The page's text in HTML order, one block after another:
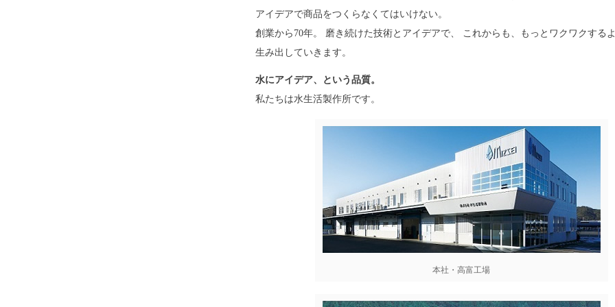
アイデアで商品をつくらなくてはいけない。
創業から70年。 磨き続けた技術とアイデアで、 これからも、もっとワクワクする
生み出していきます。
水にアイデア、という品質。
私たちは水生活製作所です。
本社・高富工場